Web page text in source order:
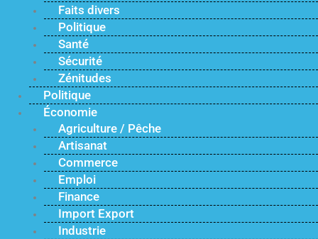
Faits divers
Politique
Santé
Sécurité
Zénitudes
Politique
Économie
Agriculture / Pêche
Artisanat
Commerce
Emploi
Finance
Import Export
Industrie